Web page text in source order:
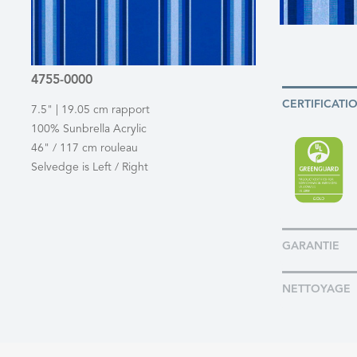
4755-0000
7.5" | 19.05 cm rapport
100% Sunbrella Acrylic
46" / 117 cm rouleau
Selvedge is Left / Right
GARANTIE
NETTOYAGE